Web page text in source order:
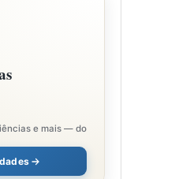
e mais — do